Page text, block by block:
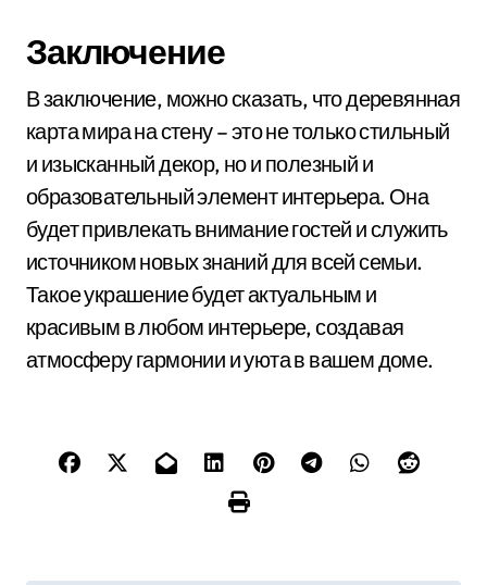
Заключение
В заключение, можно сказать, что деревянная
карта мира на стену – это не только стильный
и изысканный декор, но и полезный и
образовательный элемент интерьера. Она
будет привлекать внимание гостей и служить
источником новых знаний для всей семьи.
Такое украшение будет актуальным и
красивым в любом интерьере, создавая
атмосферу гармонии и уюта в вашем доме.